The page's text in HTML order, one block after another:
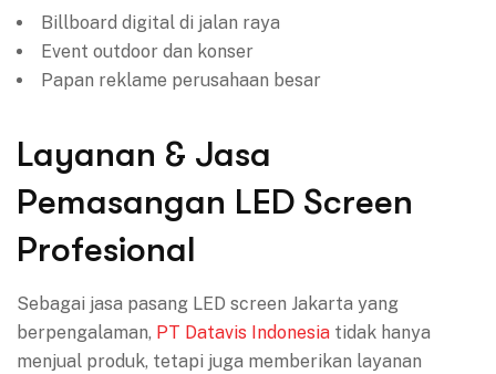
Billboard digital di jalan raya
Event outdoor dan konser
Papan reklame perusahaan besar
Layanan & Jasa
Pemasangan LED Screen
Profesional
Sebagai jasa pasang LED screen Jakarta yang
berpengalaman, PT Datavis Indonesia tidak hanya
menjual produk, tetapi juga memberikan layanan